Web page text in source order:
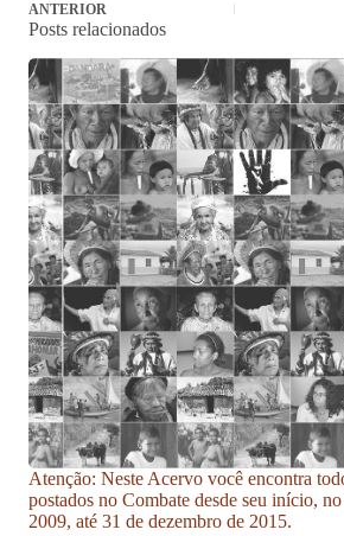
ANTERIOR
Posts relacionados
Atenção: Neste Acervo você encontra
postados no Combate desde seu início,
2009, até 31 de dezembro de 2015.